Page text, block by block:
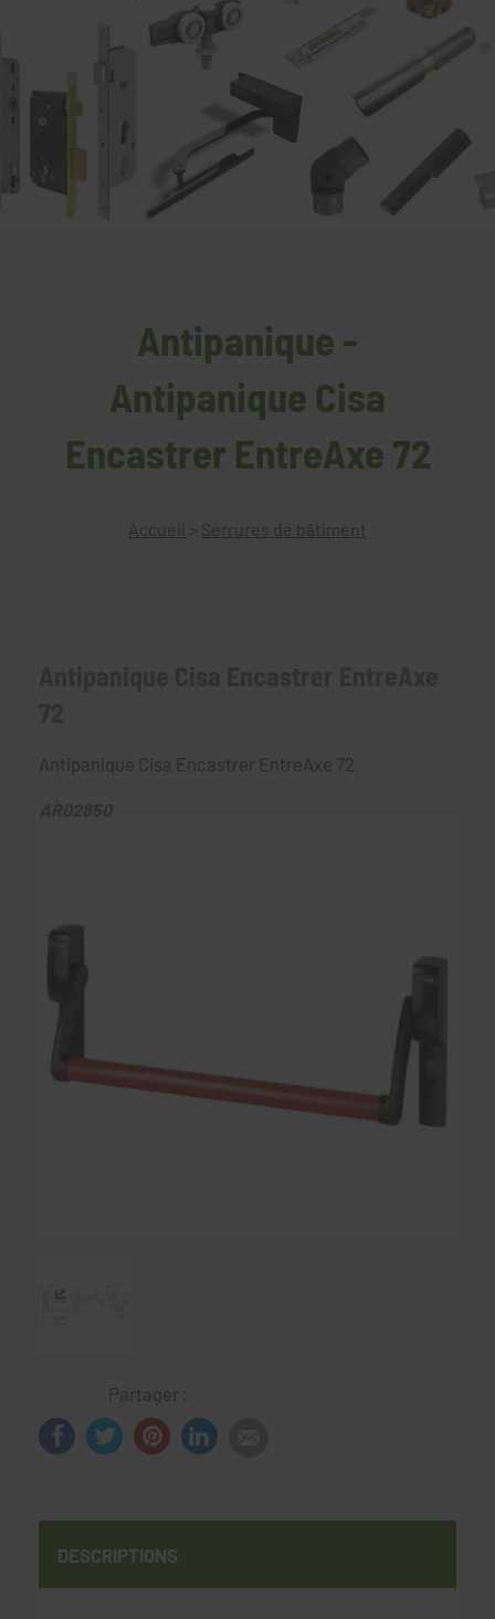
Antipanique -
Antipanique Cisa
Encastrer EntreAxe 72
Accueil > Serrures de bâtiment
Antipanique Cisa Encastrer EntreAxe 72
Partager :
DESCRIPTIONS